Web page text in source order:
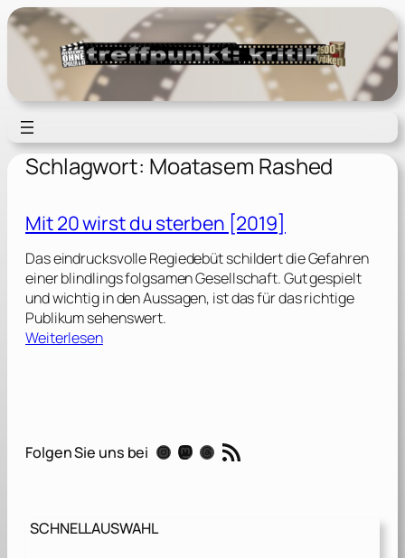
Zum
Inhalt
springen
Schlagwort: Moatasem Rashed
Mit 20 wirst du sterben [2019]
Das eindrucksvolle Regiedebüt schildert die Gefahren
einer blindlings folgsamen Gesellschaft. Gut gespielt
und wichtig in den Aussagen, ist das für das richtige
Publikum sehenswert.
Weiterlesen:
w
t
Folgen Sie uns bei Instagram Mastodon Threads RSS-Feed
SCHNELLAUSWAHL